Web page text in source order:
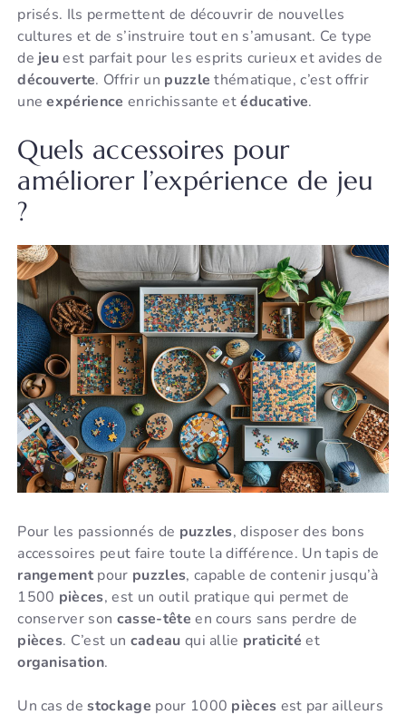
prisés. Ils permettent de découvrir de nouvelles
cultures et de s’instruire tout en s’amusant. Ce type
de jeuest parfait pour les esprits curieux et avides de
découverte. Offrir un puzzle thématique, c’est offrir
uneexpérience enrichissante etéducative.
Quels accessoires pour
améliorer l’expérience de jeu
?
Pour les passionnés de puzzles, disposer des bons
accessoires peut faire toute la différence. Un tapis de
rangement pour puzzles, capable de contenir jusqu’à
1500 pièces, est un outil pratique qui permet de
conserver son casse-tête en cours sans perdre de
pièces. C’est un cadeau qui allie praticité et
organisation.
Un cas destockage pour 1000 pièces est par ailleurs